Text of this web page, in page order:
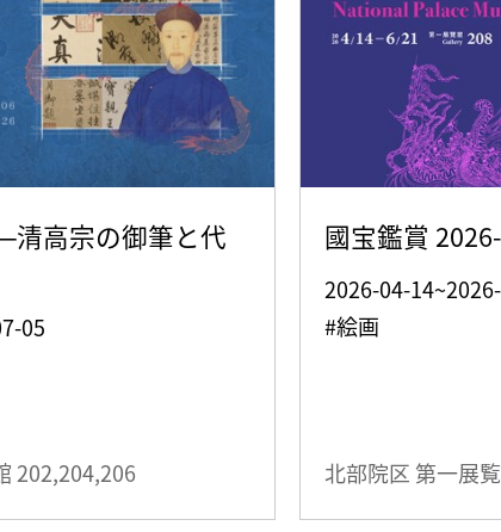
清高宗の御筆と代
05
202,204,206
國宝鑑賞
2026-04-
#絵画
北部院区 第一展